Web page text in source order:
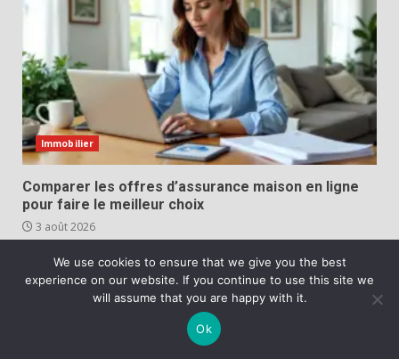
Immobilier
Comparer les offres d’assurance maison en ligne
pour faire le meilleur choix
3 août 2026
LA SELECTION DE LA RÉDACTION
Pourquoi les climatiseurs a Toulouse
We use cookies to ensure that we give you the best
experience on our website. If you continue to use this site we
will assume that you are happy with it.
Ok